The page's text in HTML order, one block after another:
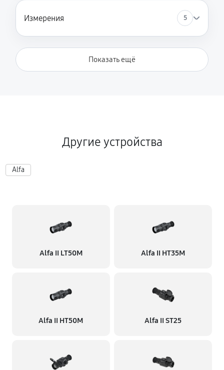
Измерения 5
Показать ещё
Другие устройства
Alfa
Alfa II LT50M Alfa II HT35M
Alfa II HT50M Alfa II ST25